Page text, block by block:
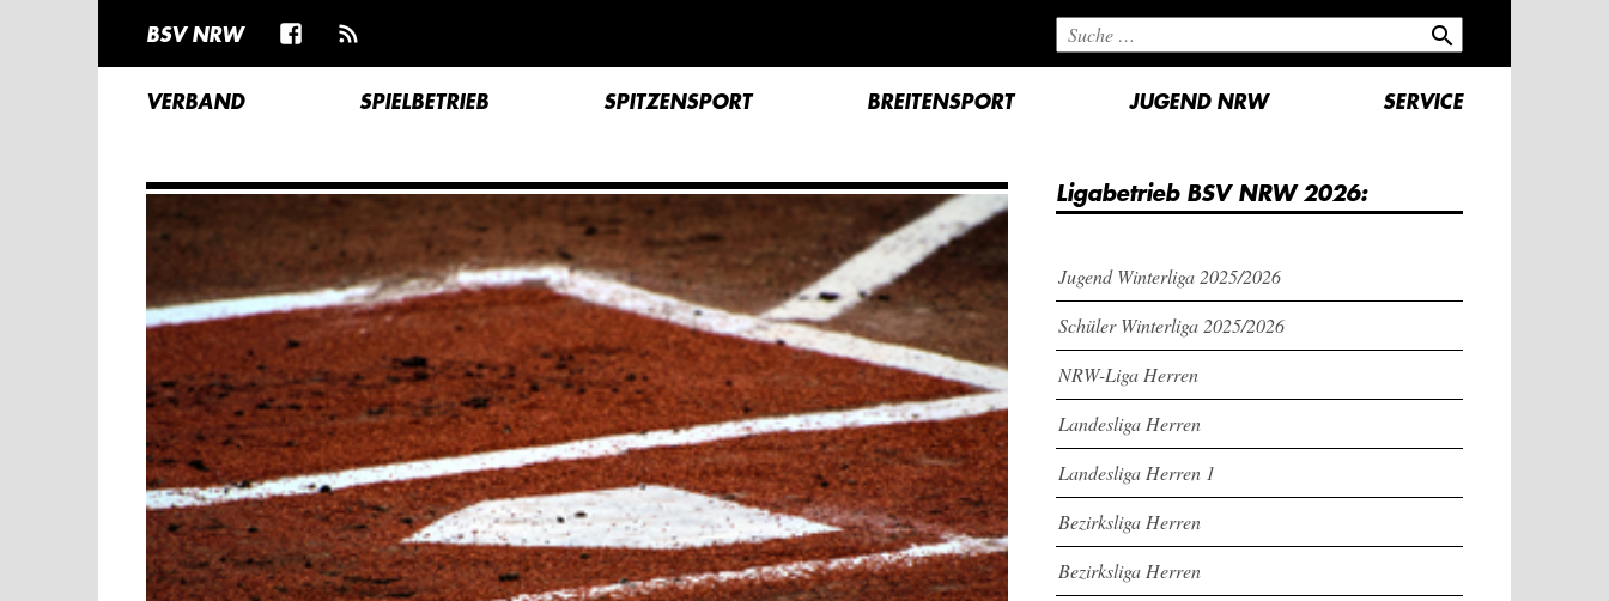
BSV NRW search
VERBAND SPIELBETRIEB SPITZENSPORT BREITENSPORT JUGEND NRW SERVICE
Ligabetrieb BSV NRW 2026:
Jugend Winterliga 2025/2026
Schüler Winterliga 2025/2026
NRW-Liga Herren
Landesliga Herren
Landesliga Herren 1
Bezirksliga Herren
Bezirksliga Herren